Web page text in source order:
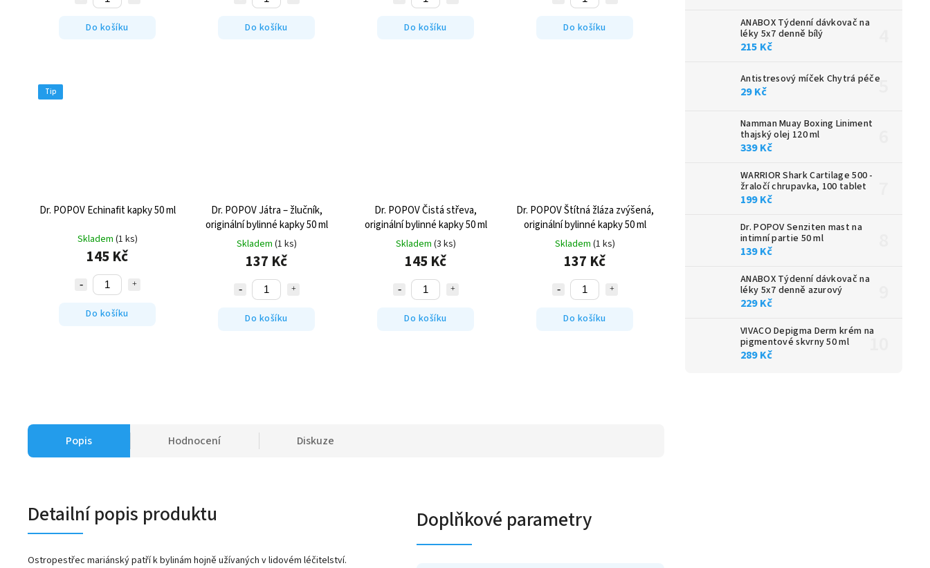
ANABOX Týdenní dávkovač na
léky 5x7 denně bílý
215 Kč
Antistresový míček Chytrá péče
29 Kč
Namman Muay Boxing Liniment
thajský olej 120 ml
339 Kč
WARRIOR Shark Cartilage 500 -
žraločí chrupavka, 100 tablet
199 Kč
Dr. POPOV Senziten mast na
intimní partie 50 ml
139 Kč
ANABOX Týdenní dávkovač na
léky 5x7 denně azurový
229 Kč
VIVACO Depigma Derm krém na
pigmentové skvrny 50 ml
289 Kč
Do košíku Do košíku Do košíku Do košíku
Tip
Dr. POPOV Echinafit kapky 50 ml
Skladem (1 ks)
145 Kč
Do košíku
Dr. POPOV Játra – žlučník,
originální bylinné kapky 50 ml
Skladem (1 ks)
137 Kč
Do košíku
Dr. POPOV Čistá střeva,
originální bylinné kapky 50 ml
Skladem (3 ks)
145 Kč
Do košíku
Dr. POPOV Štítná žláza zvýšená,
originální bylinné kapky 50 ml
Skladem (1 ks)
137 Kč
Do košíku
Popis Hodnocení Diskuze
Detailní popis produktu
Ostropestřec mariánský patří k bylinám hojně užívaných v lidovém léčitelství.
Doplňkové parametry